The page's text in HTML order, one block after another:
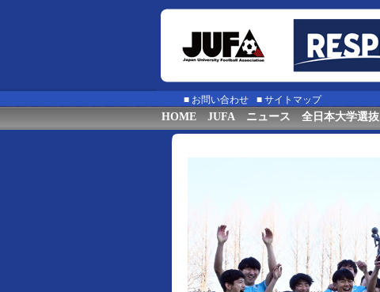
■ お問い合わせ ■ サイトマップ
HOME JUFA ニュース 全日本大学選抜